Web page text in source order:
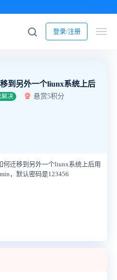
登录/注册
到另外一个liunx系统上后
解决 悬赏5积分
迁移到另外一个liunx系统上后用
，默认密码是123456